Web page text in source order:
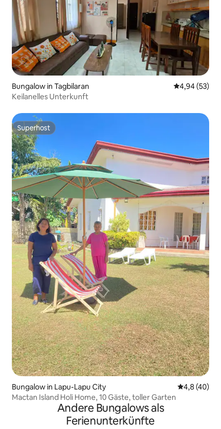
Bungalow in Tagbilaran
4,94 (53)
Keilanelles Unterkunft
Superhost
Superhost
Bungalow in Lapu-Lapu City
4,8 (40)
Mactan Island Holi Home, 10 Gäste, toller Garten
Andere Bungalows als
Ferienunterkünfte